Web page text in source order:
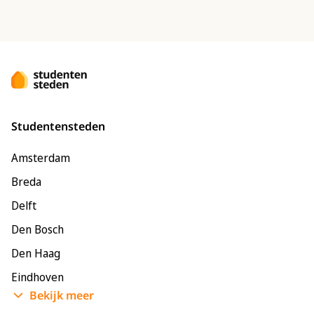
Studentensteden
Amsterdam
Breda
Delft
Den Bosch
Den Haag
Eindhoven
Enschede
Bekijk meer